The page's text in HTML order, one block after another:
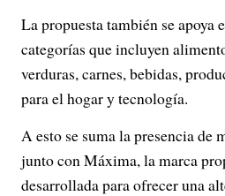
La propuesta también se apoya
categorías que incluyen
verduras, carnes, bebidas,
para el hogar y tecnología.
A esto se suma la presencia de
junto con Máxima, la marca
desarrollada para ofrecer una